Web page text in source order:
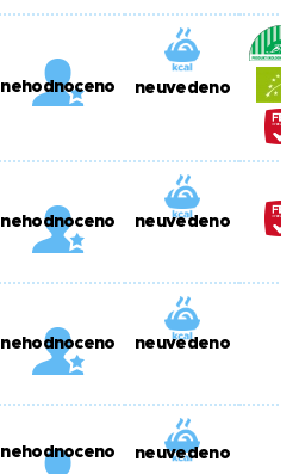
nehodnoceno neuvedeno
nehodnoceno neuvedeno
nehodnoceno neuvedeno
nehodnoceno neuvedeno